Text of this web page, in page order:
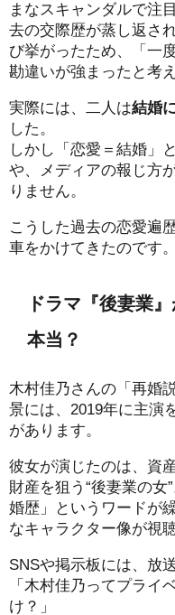
まなスキャンダルで注
去の交際歴が蒸し返さ
び挙がったため、「一
勘違いが強まったと考
実際には、二人は結婚
した。
しかし「恋愛＝結婚」
や、メディアの報じ方
りません。
こうした過去の恋愛遍
車をかけてきたのです。
ドラマ『後妻業
本当？
木村佳乃さんの「再婚
景には、2019年に主演
があります。
彼女が演じたのは、資
財産を狙う“後妻業の
婚歴」というワードが
なキャラクター像が視
SNSや掲示板には、放
「木村佳乃ってプライ
け？」